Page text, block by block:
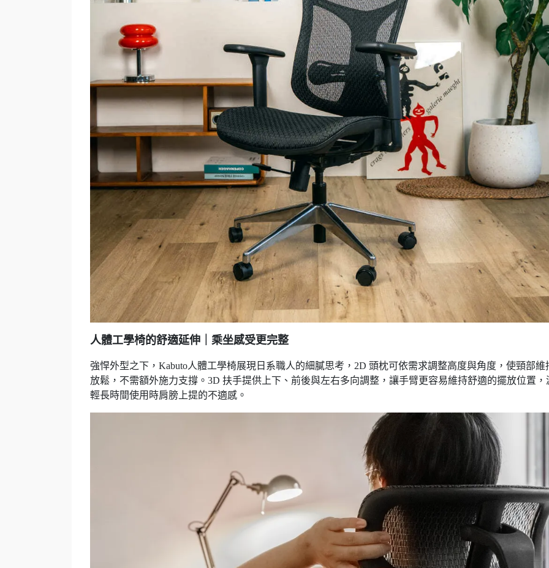
人體工學椅的舒適延伸｜乘坐感受更完整
強悍外型之下，Kabuto人體工學椅展現日系職人的細膩思考，2D 頭枕可依需求調整高度與角度，使頸部維
放鬆，不需額外施力支撐。3D 扶手提供上下、前後與左右多向調整，讓手臂更容易維持舒適的擺放位置，
輕長時間使用時肩膀上提的不適感。